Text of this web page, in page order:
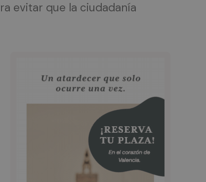
evitar que la ciudadanía